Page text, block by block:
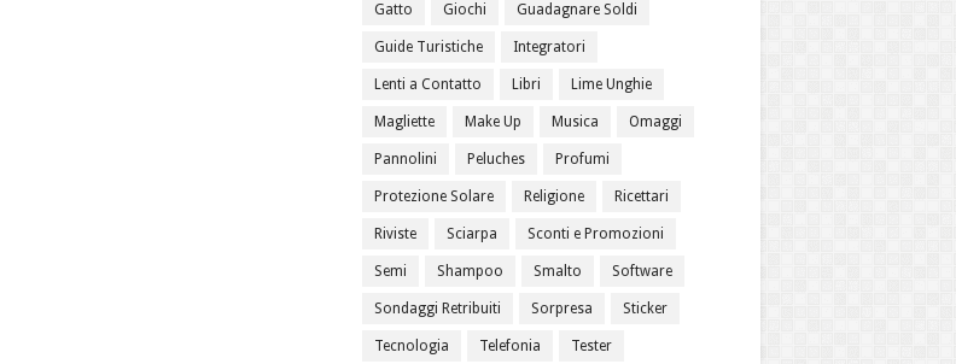
Gatto Giochi Guadagnare Soldi
Guide Turistiche Integratori
Lenti a Contatto Libri Lime Unghie
Magliette Make Up Musica Omaggi
Pannolini Peluches Profumi
Protezione Solare Religione Ricettari
Riviste Sciarpa Sconti e Promozioni
Semi Shampoo Smalto Software
Sondaggi Retribuiti Sorpresa Sticker
Tecnologia Telefonia Tester